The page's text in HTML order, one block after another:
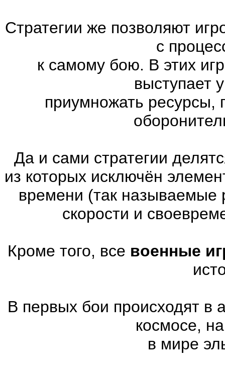
Стратегии же позволяют
с
к самому бою. В этих
выступает
приумножать ресурсы,
Да и сами стратегии
из которых исключён
времени (так называемые
скорости и
Кроме того, все военные
В первых бои происходят
космосе,
в мире